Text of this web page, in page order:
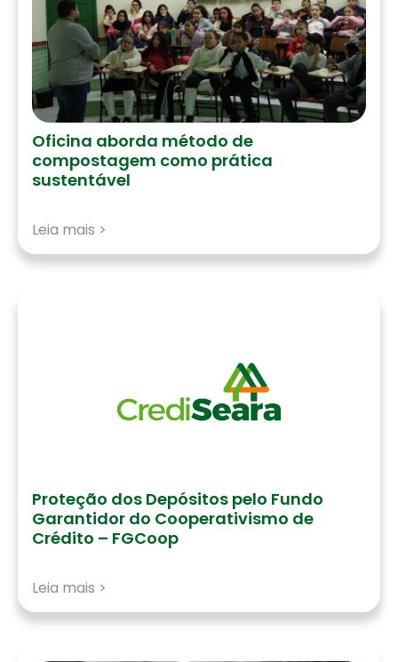
Oficina aborda método de
compostagem como prática
sustentável
Leia mais >
Proteção dos Depósitos pelo Fundo
Garantidor do Cooperativismo de
Crédito – FGCoop
Leia mais >